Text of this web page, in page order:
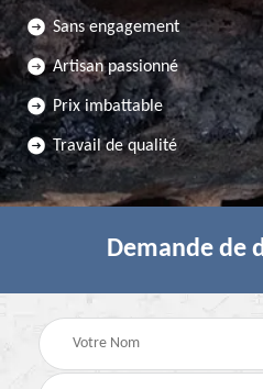
Sans engagement
Artisan passionné
Prix imbattable
Travail de qualité
Demande de